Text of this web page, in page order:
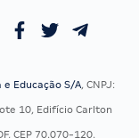
OAB
e Educação S/A, CNPJ:
10, Edifício Carlton
CEP 70.070-120.